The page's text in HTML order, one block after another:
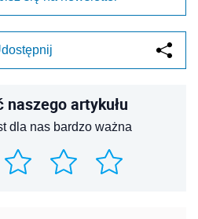
naszego artykułu
dla nas bardzo ważna